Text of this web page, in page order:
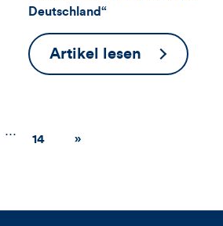
Likes
und
Kommentare
Artikels
Deutschland“
Artikel lesen Ein
Grund
…
14 Weiter
»